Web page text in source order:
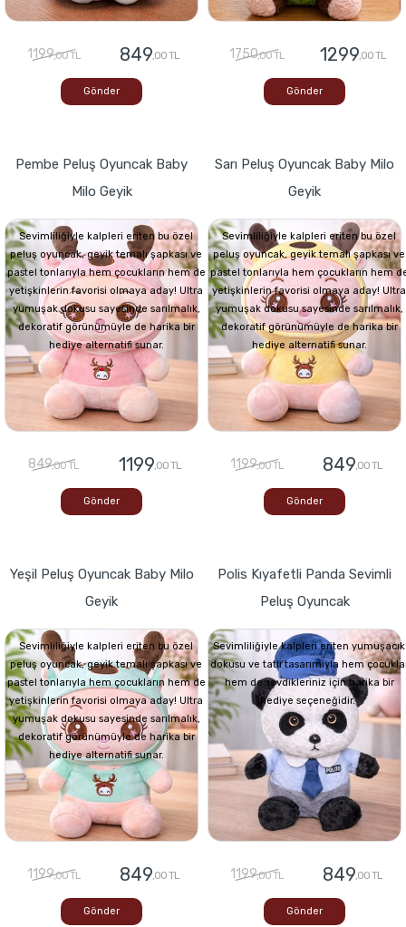
1199,00 TL 849,00 TL
Gönder
1750,00 TL 1299,00 TL
Gönder
Pembe Peluş Oyuncak Baby
Milo Geyik
Sevimliliğiyle kalpleri eriten bu özel
peluş oyuncak, geyik temalı şapkası ve
pastel tonlarıyla hem çocukların hem de
yetişkinlerin favorisi olmaya aday! Ultra
yumuşak dokusu sayesinde sarılmalık,
dekoratif görünümüyle de harika bir
hediye alternatifi sunar.
849,00 TL 1199,00 TL
Gönder
Sarı Peluş Oyuncak Baby Milo
Geyik
Sevimliliğiyle kalpleri eriten bu özel
peluş oyuncak, geyik temalı şapkası ve
pastel tonlarıyla hem çocukların hem
yetişkinlerin favorisi olmaya aday! Ultra
yumuşak dokusu sayesinde sarılmalık,
dekoratif görünümüyle de harika bir
hediye alternatifi sunar.
1199,00 TL 849,00 TL
Gönder
Yeşil Peluş Oyuncak Baby Milo
Geyik
Sevimliliğiyle kalpleri eriten bu özel
peluş oyuncak, geyik temalı şapkası ve
pastel tonlarıyla hem çocukların hem de
yetişkinlerin favorisi olmaya aday! Ultra
yumuşak dokusu sayesinde sarılmalık,
dekoratif görünümüyle de harika bir
hediye alternatifi sunar.
1199,00 TL 849,00 TL
Gönder
Polis Kıyafetli Panda Sevimli
Peluş Oyuncak
Sevimliliğiyle kalpleri eriten yumuşacık
dokusu ve tatlı tasarımıyla hem
hem de sevdikleriniz için harika bir
hediye seçeneğidir.
1199,00 TL 849,00 TL
Gönder